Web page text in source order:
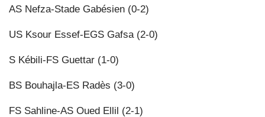
AS Nefza-Stade Gabésien (0-2)
US Ksour Essef-EGS Gafsa (2-0)
S Kébili-FS Guettar (1-0)
BS Bouhajla-ES Radès (3-0)
FS Sahline-AS Oued Ellil (2-1)